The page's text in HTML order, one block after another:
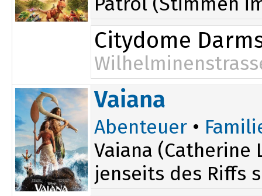
Citydome
16:45
Vaiana
Abenteuer •
Vaiana
jenseits des Riffs